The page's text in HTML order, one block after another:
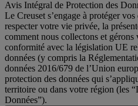
Avis Intégral de Protection des
Le Creuset s’engage à protéger
respecter votre vie privée, la
comment nous collectons et gérons
conformité avec la législation UE
données (y compris la
données 2016/679 de l’Union
protection des données qui
territoire ou dans votre région (les
Données”).